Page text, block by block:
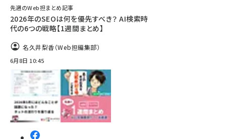
先週のWeb担まとめ記事
2026年のSEOは何を優先すべき？ AI検索時
代の6つの戦略【1週間まとめ】
名久井梨香（Web担編集部）
6月8日 10:45